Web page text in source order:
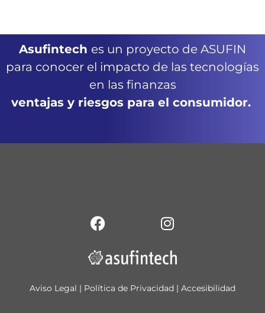
Asufintech es un proyecto de ASUFIN
para conocer el impacto de las tecnologías
en las finanzas
ventajas y riesgos para el consumidor.
Aviso Legal | Política de Privacidad | Accesibilidad